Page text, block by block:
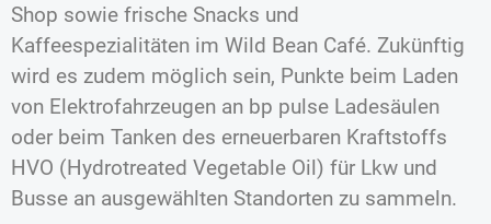
Shop sowie frische Snacks und
Kaffeespezialitäten im Wild Bean Café. Zukünftig
wird es zudem möglich sein, Punkte beim Laden
von Elektrofahrzeugen an bp pulse Ladesäulen
oder beim Tanken des erneuerbaren Kraftstoffs
HVO (Hydrotreated Vegetable Oil) für Lkw und
Busse an ausgewählten Standorten zu sammeln.